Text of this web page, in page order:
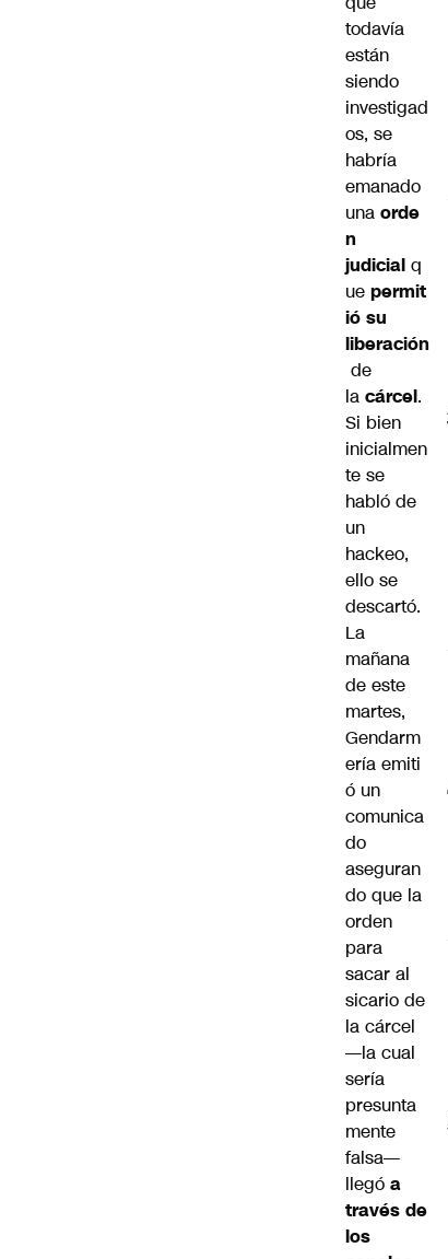
todavía
están
siendo
investigad
os, se
habría
emanado
una orde
n
judicial q
ue permit
ió su
liberación
de
la cárcel.
Si bien
inicialmen
te se
habló de
un
hackeo,
ello se
descartó.
La
mañana
de este
martes,
Gendarm
ería emiti
ó un
comunica
do
aseguran
do que la
orden
para
sacar al
sicario de
la cárcel
—la cual
sería
presunta
mente
falsa—
llegó a
través de
los